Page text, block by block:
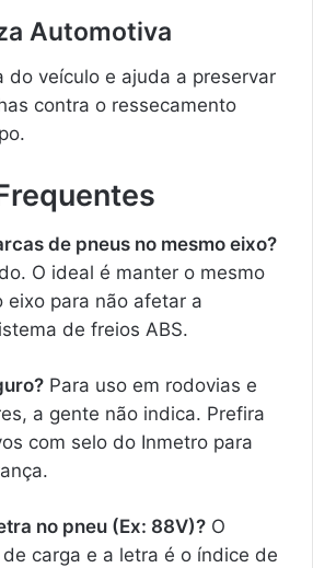
Automotiva
do veículo e ajuda a preservar
contra o ressecamento
de pneus no mesmo eixo?
O ideal é manter o mesmo
eixo para não afetar a
de freios ABS.
Para uso em rodovias e
a gente não indica. Prefira
com selo do Inmetro para
no pneu (Ex: 88V)? O
carga e a letra é o índice de